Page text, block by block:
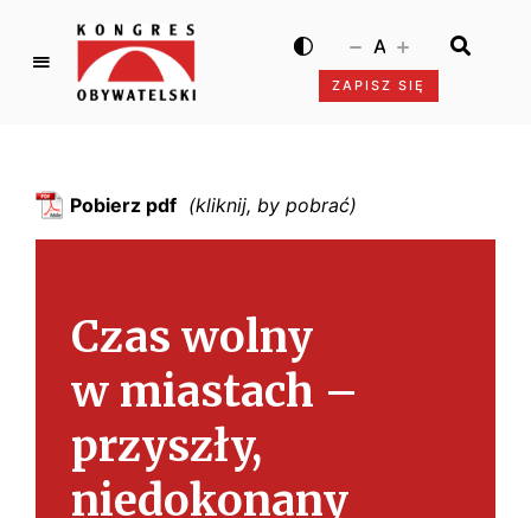
K
g
O
b
w
t
e
ZAPISZ SIĘ
A
Pobierz pdf
Czas wolny
w miastach –
przyszły,
niedokonany